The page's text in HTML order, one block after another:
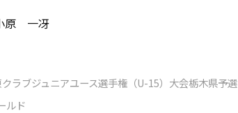
原 一冴
ラブジュニアユース選手権（U-15）大会栃木県予選
ルド